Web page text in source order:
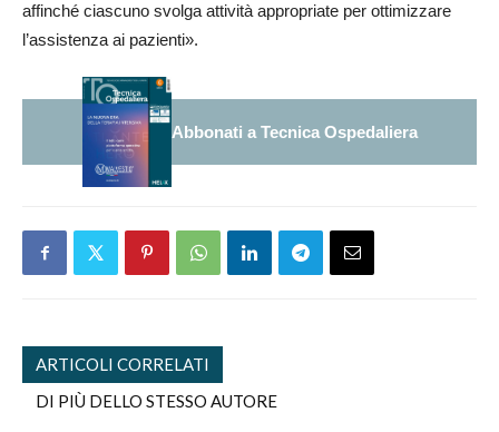
affinché ciascuno svolga attività appropriate per ottimizzare
l’assistenza ai pazienti».
Abbonati a Tecnica Ospedaliera
ARTICOLI CORRELATI
DI PIÙ DELLO STESSO AUTORE